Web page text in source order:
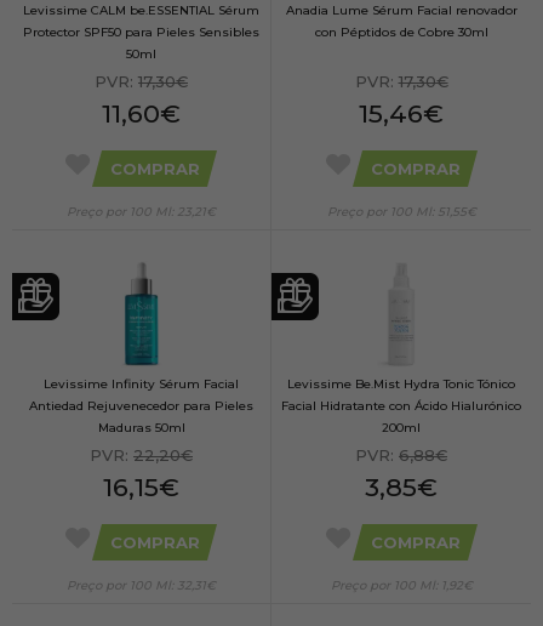
Levissime CALM be.ESSENTIAL Sérum
Protector SPF50 para Pieles Sensibles
50ml
PVR: 17,30€
11,60€
COMPRAR
Preço por 100 Ml: 23,21€
Anadia Lume Sérum Facial renovador
con Péptidos de Cobre 30ml
PVR:17,30€
15,46€
COMPRAR
Preço por 100 Ml: 51,55€
Levissime Infinity Sérum Facial
Antiedad Rejuvenecedor para Pieles
Maduras 50ml
PVR: 22,20€
16,15€
COMPRAR
Preço por 100 Ml: 32,31€
Levissime Be.Mist Hydra Tonic Tónico
Facial Hidratante con Ácido Hialurónico
200ml
PVR: 6,88€
3,85€
COMPRAR
Preço por 100 Ml: 1,92€